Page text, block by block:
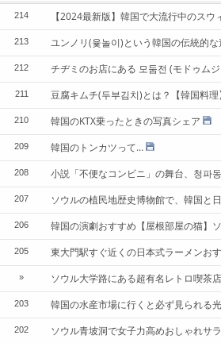
214 【2024最新版】韓国で大流行中のス
213 ユンノリ(윷놀이)という韓国の伝統的な
212 チヂミのお店にある 모둠전 (モドゥム
211 豆腐キムチ(두부김치)とは？【韓国料
210 韓国のKTX乗ったときの写真シェア
209 韓国のトンカツって…
208 小説「不便なコンビニ」の舞台、청파
207 ソウルの植民地歴史博物館で、韓国と
206 韓国の演劇おすすめ【屋根部屋の猫】
205 東大門駅すぐ近くの日本式ラーメンお
» ソウル大学路にある超有名レトロ喫茶
203 韓国の水産市場に行くと必ず見られる
202 ソウル青坡洞で女子力高めおしゃれサ